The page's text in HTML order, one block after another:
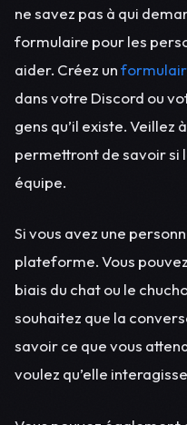
ne savez pas à qui
formulaire pour les
aider. Créez un
dans votre Discord ou
gens qu’il existe. Veillez
permettront de savoir si
équipe.
Si vous avez une
plateforme. Vous
biais du chat ou le
souhaitez que la
savoir ce que vous
voulez qu’elle